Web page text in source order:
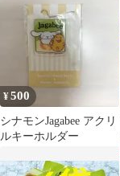
¥500
シナモンJagabee アクリ
ルキーホルダー